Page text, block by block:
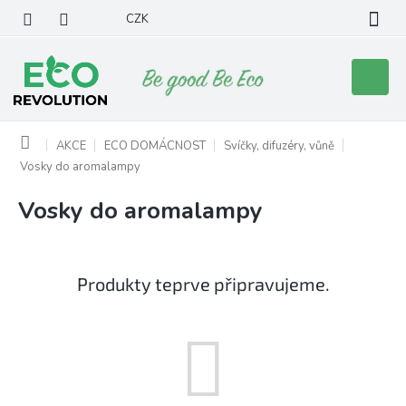
obsah
CZK
košík
Domů AKCE ECO DOMÁCNOST
Svíčky, difuzéry, vůně
Vosky do aromalampy
Vosky do aromalampy
Produkty teprve připravujeme.